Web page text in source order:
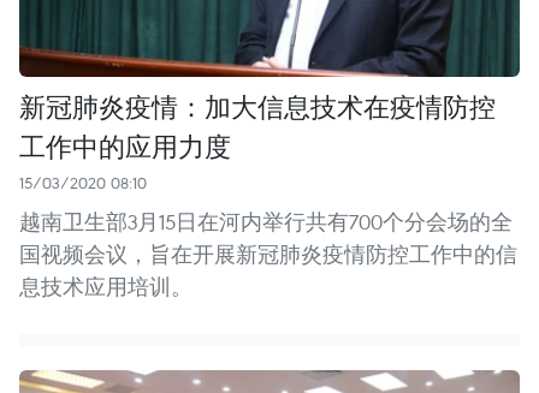
新冠肺炎疫情：加大信息技术在疫情防控
工作中的应用力度
15/03/2020 08:10
越南卫生部3月15日在河内举行共有700个分会场的全
国视频会议，旨在开展新冠肺炎疫情防控工作中的信
息技术应用培训。